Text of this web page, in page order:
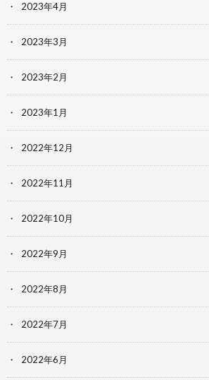
2023年4月
2023年3月
2023年2月
2023年1月
2022年12月
2022年11月
2022年10月
2022年9月
2022年8月
2022年7月
2022年6月